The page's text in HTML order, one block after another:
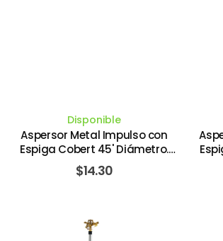
Disponible
Aspersor Metal Impulso con
Espiga Cobert 45' Diámetro.
LANDSCAPERS SELECT
$14.30